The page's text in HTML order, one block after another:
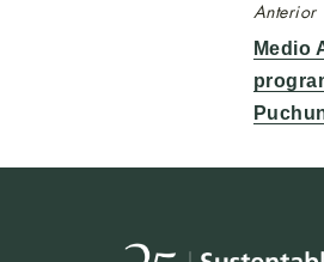
Anterior
Entrada
Medio